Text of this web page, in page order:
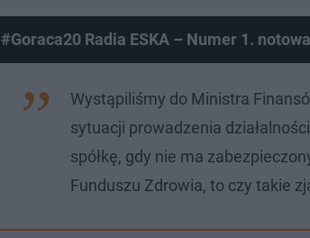
#Goraca20 Radia ESKA – Numer 1.
Wystąpiliśmy do Ministra
sytuacji prowadzenia
spółkę, gdy nie ma
Funduszu Zdrowia, to czy takie